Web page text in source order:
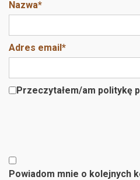
Nazwa*
Adres email*
Przeczytałem/am politykę
Powiadom mnie o kolejnych